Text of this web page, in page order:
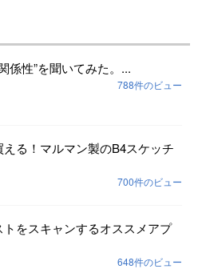
係性”を聞いてみた。...
788件のビュー
える！マルマン製のB4スケッチ
700件のビュー
をスキャンするオススメアプ
648件のビュー